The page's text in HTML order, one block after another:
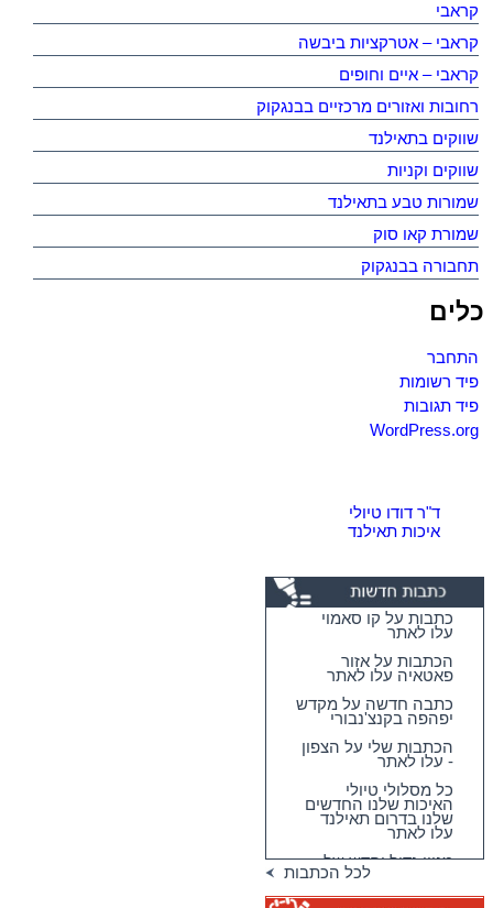
קראבי
קראבי – אטרקציות ביבשה
קראבי – איים וחופים
רחובות ואזורים מרכזיים בבנגקוק
שווקים בתאילנד
שווקים וקניות
שמורות טבע בתאילנד
שמורת קאו סוק
תחבורה בבנגקוק
כלים
התחבר
פיד רשומות
פיד תגובות
WordPress.org
‎ד"ר דודו טיולי
איכות תאילנד‎
כתבות על קו סאמוי
עלו לאתר
הכתבות על אזור
פאטאיה עלו לאתר
כתבה חדשה על מקדש
יפהפה בקנצ'נבורי
הכתבות שלי על הצפון
- עלו לאתר
כל מסלולי טיולי
האיכות שלנו החדשים
שלנו בדרום תאילנד
עלו לאתר
מגוון גדול וחדש של
טיולי האיכות שלנולכל הכתבות